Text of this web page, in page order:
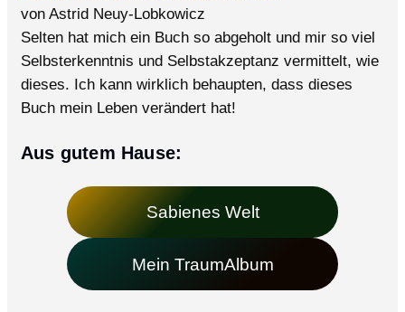
von Astrid Neuy-Lobkowicz
Selten hat mich ein Buch so abgeholt und mir so viel
Selbsterkenntnis und Selbstakzeptanz vermittelt, wie
dieses. Ich kann wirklich behaupten, dass dieses
Buch mein Leben verändert hat!
Aus gutem Hause:
Sabienes Welt
Mein TraumAlbum